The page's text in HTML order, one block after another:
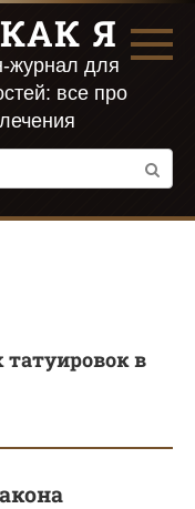
Я
журнал для
все про
в